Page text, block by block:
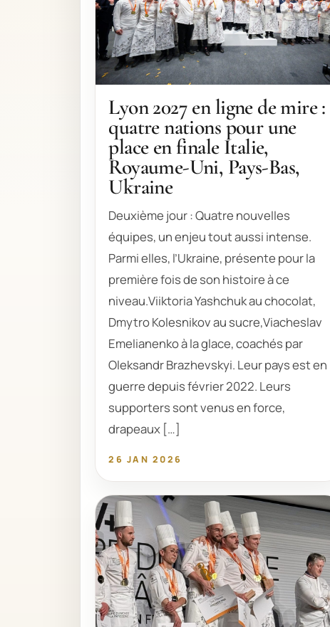
Lyon 2027 en ligne de mire :
quatre nations pour une
place en finale Italie,
Royaume-Uni, Pays-Bas,
Ukraine
Deuxième jour : Quatre nouvelles
équipes, un enjeu tout aussi intense.
Parmi elles, l’Ukraine, présente pour la
première fois de son histoire à ce
niveau.Viiktoria Yashchuk au chocolat,
Dmytro Kolesnikov au sucre,Viacheslav
Emelianenko à la glace, coachés par
Oleksandr Brazhevskyi. Leur pays est en
guerre depuis février 2022. Leurs
supporters sont venus en force,
drapeaux […]
26 JAN 2026